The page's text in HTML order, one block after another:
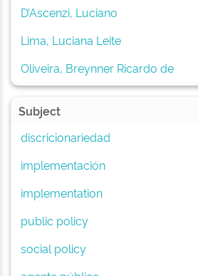
D’Ascenzi, Luciano
Lima, Luciana Leite
Oliveira, Breynner Ricardo de
Subject
discricionariedad
implementación
implementation
public policy
social policy